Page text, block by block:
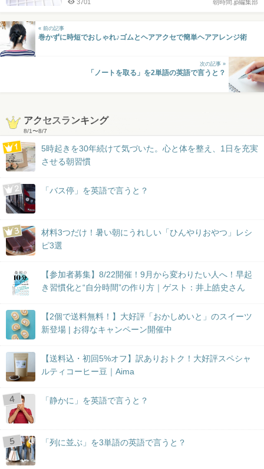
朝時間.jp編集部
3701
« 前の記事
巻かずに時短でおしゃれ♪ゴムとヘアアクセで簡単ヘアアレンジ術
次の記事 »
「ノートを取る」を2単語の英語で言うと？
アクセスランキング
8/1〜8/7
5時起きを30年続けて気づいた。心と体を整え、1日を充実
させる朝習慣
「バス停」を英語で言うと？
材料3つだけ！暑い朝にうれしい「ひんやりおやつ」レシ
ピ3選
【参加者募集】8/22開催！9月から変わりたい人へ！早起
き習慣化と“自分時間”の作り方｜ゲスト：井上皓史さん
【2個で送料無料！】大好評「おかしめいと」のスイーツ
新登場 | お得なキャンペーン開催中
【送料込・初回5%オフ】訳ありおトク！大好評スペシャ
ルティコーヒー豆｜Aima
「静かに」を英語で言うと？
「列に並ぶ」を3単語の英語で言うと？